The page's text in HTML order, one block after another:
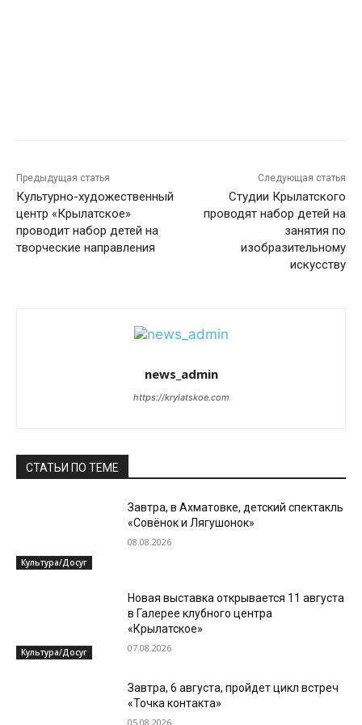
Предыдущая статья
Культурно-художественный
центр «Крылатское»
проводит набор детей на
творческие направления
Следующая статья
Студии Крылатского
проводят набор детей на
занятия по
изобразительному
искусству
news_admin
https://krylatskoe.com
СТАТЬИ ПО ТЕМЕ
Культура/Досуг
Завтра, в Ахматовке, детский спектакль
«Совёнок и Лягушонок»
08.08.2026
Культура/Досуг
Новая выставка открывается 11 августа
в Галерее клубного центра
«Крылатское»
07.08.2026
Завтра, 6 августа, пройдет цикл встреч
«Точка контакта»
05.08.2026